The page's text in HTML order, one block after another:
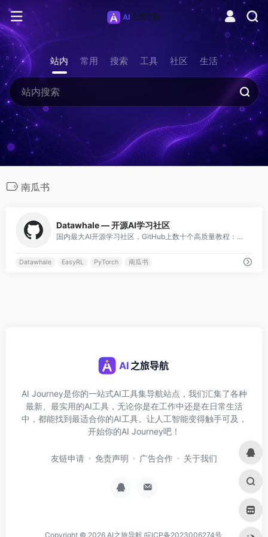
站内 常用 搜索 工具 社区 生活
南瓜书
Datawhale — 开源AI学习社区
国内最大AI开源学习社区，GitHub上数十个高质量教程：南瓜书(西瓜书推导)、蘑菇书(EasyRL)、深入浅出PyTorch、集成学习、推荐系统等。
Datawhale EasyRL PyTorch 南瓜书
AI Journey是你的一站式AI工具集导航站点，我们汇集了各种
最新、最实用的AI工具，无论你是在工作中还是在日常生活
中，都能找到最适合你的AI工具。让人工智能变得触手可及，
开始你的AI Journey吧！
友链申请 免责声明 广告合作 关于我们
Copyright © 2026 AI之旅导航 皖ICP备2023006274号